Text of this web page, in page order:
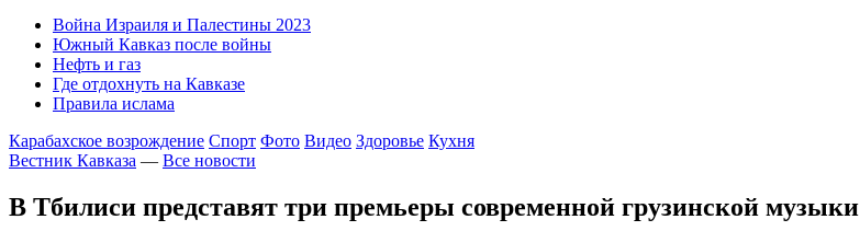
Война Израиля и Палестины 2023
Южный Кавказ после войны
Нефть и газ
Где отдохнуть на Кавказе
Правила ислама
Карабахское возрождение Спорт Фото Видео Здоровье Кухня
Вестник Кавказа — Все новости
В Тбилиси представят три премьеры современной грузинской музыки